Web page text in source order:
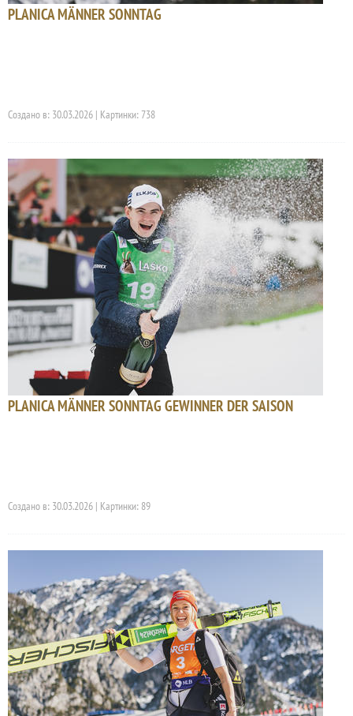
PLANICA MÄNNER SONNTAG
Создано в: 30.03.2026 | Картинки: 738
PLANICA MÄNNER SONNTAG GEWINNER DER SAISON
Создано в: 30.03.2026 | Картинки: 89